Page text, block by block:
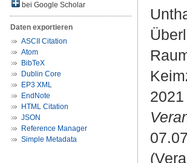
bei Google Scholar
Daten exportieren
ASCII Citation
Atom
BibTeX
Dublin Core
EP3 XML
EndNote
HTML Citation
JSON
Reference Manager
Simple Metadata
2021